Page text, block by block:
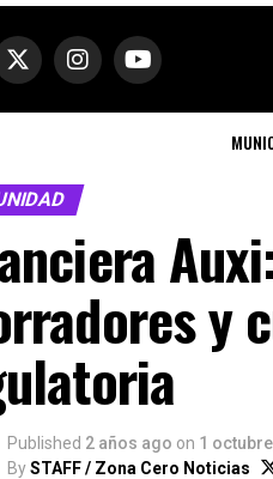
y
Published 2 años ago on 1
BySTAFF / Zona Cero Noticias